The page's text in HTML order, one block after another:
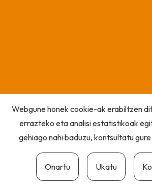
Webgune honek cookie-ak erabiltzen
errazteko eta analisi estatistikoak
gehiago nahi baduzu, kontsultatu gure
Onartu Ukatu